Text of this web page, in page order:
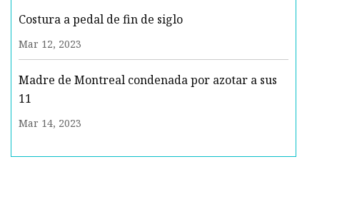
Costura a pedal de fin de siglo
Mar 12, 2023
Madre de Montreal condenada por azotar a sus
11
Mar 14, 2023